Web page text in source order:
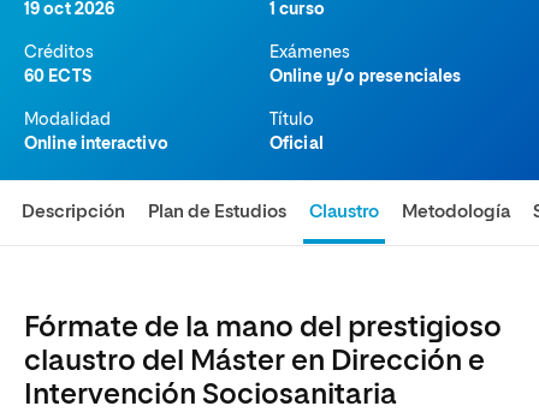
19 oct 2026
1 curso
Créditos
60 ECTS
Exámenes
Online y/o presenciales
Modalidad
Online interactivo
Título
Oficial
Descripción Plan de Estudios Claustro Metodología
Fórmate de la mano del prestigioso
claustro del Máster en Dirección e
Intervención Sociosanitaria